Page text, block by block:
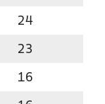
24
23
16